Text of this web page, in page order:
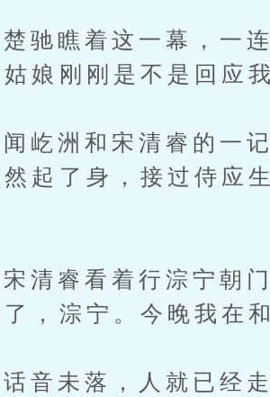
着这一幕，一连“
娘刚刚是不是回应
和宋清睿的一记
起了身，接过侍应
看着行淙宁朝门
，淙宁。今晚我在
落，人就已经走